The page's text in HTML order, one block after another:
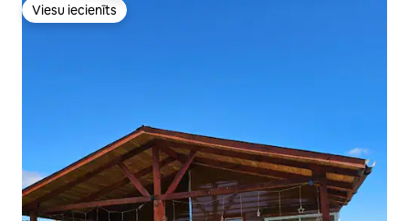
Viesu iecienīts
Viesu iecienīts